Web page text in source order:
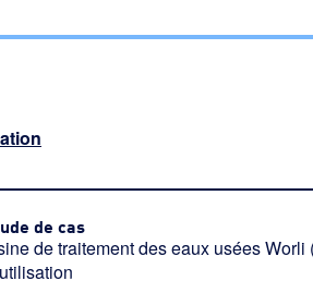
de cas
de traitement des eaux usées Worli